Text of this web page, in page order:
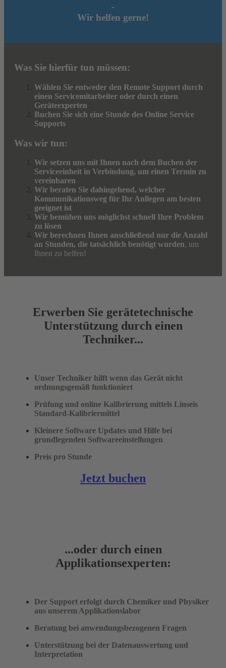
-
Wir helfen gerne!
Was Sie hierfür tun müssen:
Wählen Sie entweder den Remote Support durch
einen Servicemitarbeiter oder durch einen
Geräteexperten
Buchen Sie sich eine Stunde des Online Service
Supports
Was wir tun:
Wir setzen uns mit Ihnen nach dem Buchen der
Serviceeinheit in Verbindung, um einen Termin zu
vereinbaren
Wir beraten Sie dahingehend, welcher
Kommunikationsweg für Ihr Anliegen am besten
geeignet ist
Wir bemühen uns möglichst schnell Ihre Problem
zu lösen
Wir berechnen Ihnen anschließend nur die Anzahl
an Stunden, die tatsächlich benötigt wurden, um
Ihnen zu helfen!
Erwerben Sie gerätetechnische
Unterstützung durch einen
Techniker...
Unser Techniker hilft wenn das Gerät nicht
ordnungsgemäß funktioniert
Prüfung und online Kalibrierung mittels Linseis
Standard-Kalibriermittel
Kleinere Software Updates und Hilfe bei
grundlegenden Softwareeinstellungen
Preis pro Stunde
Jetzt buchen
...oder durch einen
Applikationsexperten:
Der Support erfolgt durch Chemiker und Physiker
aus unserem Applikationslabor
Beratung bei anwendungsbezogenen Fragen
Unterstützung bei der Datenauswertung und
Interpretation